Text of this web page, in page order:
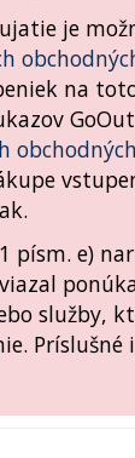
je
na
písm. e)
služby,